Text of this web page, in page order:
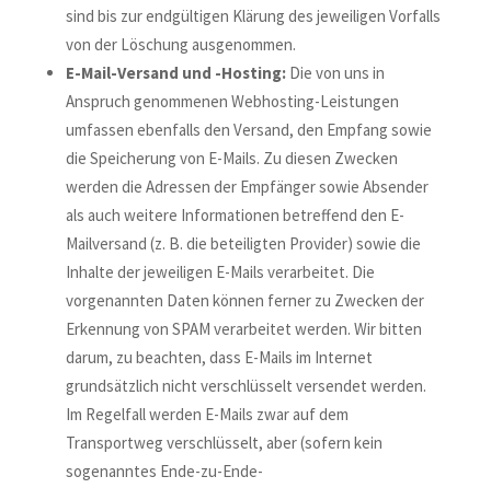
sind bis zur endgültigen Klärung des jeweiligen Vorfalls
von der Löschung ausgenommen.
E-Mail-Versand und -Hosting: Die von uns in
Anspruch genommenen Webhosting-Leistungen
umfassen ebenfalls den Versand, den Empfang sowie
die Speicherung von E-Mails. Zu diesen Zwecken
werden die Adressen der Empfänger sowie Absender
als auch weitere Informationen betreffend den E-
Mailversand (z. B. die beteiligten Provider) sowie die
Inhalte der jeweiligen E-Mails verarbeitet. Die
vorgenannten Daten können ferner zu Zwecken der
Erkennung von SPAM verarbeitet werden. Wir bitten
darum, zu beachten, dass E-Mails im Internet
grundsätzlich nicht verschlüsselt versendet werden.
Im Regelfall werden E-Mails zwar auf dem
Transportweg verschlüsselt, aber (sofern kein
sogenanntes Ende-zu-Ende-